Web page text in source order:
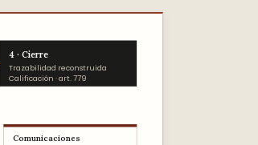
4 · Cierre
Trazabilidad reconstruida
Calificación · art. 779
Comunicaciones